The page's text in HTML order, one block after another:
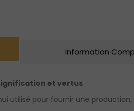
Information
et vertus
utilisé pour fournir une